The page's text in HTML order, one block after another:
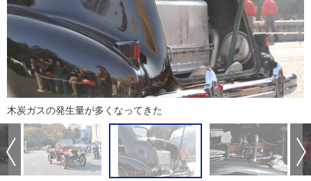
木炭ガスの発生量が多くなってきた